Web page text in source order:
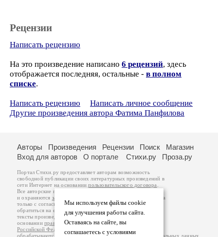
Рецензии
Написать рецензию
На это произведение написано 6 рецензий, здесь
отображается последняя, остальные - в полном
списке.
Написать рецензию
Написать личное сообщение
Другие произведения автора Фатима Панфилова
Мы используем файлы cookie
для улучшения работы сайта.
Оставаясь на сайте, вы
соглашаетесь с условиями
Авторы Произведения Рецензии Поиск
Магазин
Вход для авторов
О портале Стихи.ру Проза.ру
Портал Стихи.ру предоставляет авторам возможность
свободной публикации своих литературных произведений в
сети Интернет на основаниипользовательского договора
Все авторские права на произведения принадлежат авторам
и охраняются законом
. Перепечатка произведений возможна
только с согласия его автора, к которому вы можете
обратиться на его авторской странице. Ответственность за
тексты произведений авторы несут самостоятельно на
основанииправил публикацииизаконодательства
Российской Федерации
обрабатываются на основанииПолитики обработки персональных данных